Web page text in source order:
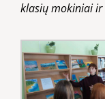
klasių mokiniai ir